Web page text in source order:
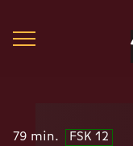
79 min.
FSK 12